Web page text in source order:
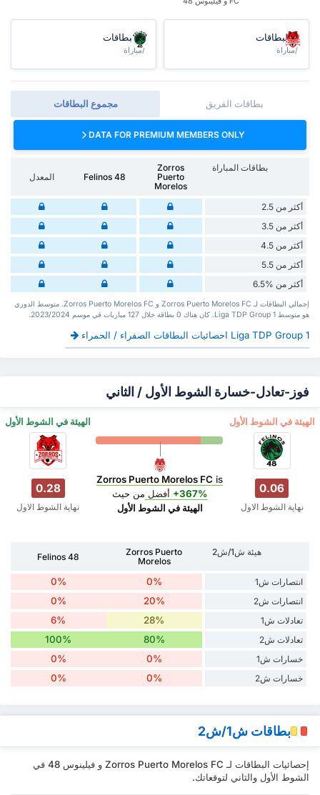
البطاقات
/مباراة
البطاقات
/مباراة
مجموع البطاقات بطاقات الفريق
DATA FOR PREMIUM MEMBERS ONLY
بطاقات المباراة
Zorros
Puerto
Morelos
Felinos 48 المعدل
أكثر من 2.5
أكثر من 3.5
أكثر من 4.5
أكثر من 5.5
أكثر من %6.5
إجمالي البطاقات لـ Zorros Puerto Morelos FC و Zorros Puerto Morelos FC. متوسط الدوري
هو متوسط Liga TDP Group 1. كان هناك 0 بطاقة ‏خلال 127 مباريات في موسم 2023/2024.
Liga TDP Group 1 احصائيات البطاقات الصفراء / الحمراء
فوز-تعادل-خسارة الشوط الأول / الثاني
‏الهيئة في الشوط الأول ‏الهيئة في الشوط الأول
0.28
نهاية الشوط الاول
Zorros Puerto Morelos FC is
+367% أفضل من حيث
‏الهيئة في الشوط الأول
0.06
نهاية الشوط الاول
هيئة ش1/ش2
Zorros Puerto
Morelos
Felinos 48
انتصارات ش1 0%
0%
انتصارات ش2 20%
0%
تعادلات ش1 28%
6%
تعادلات ش2 80%
100%
خسارات ش1 0%
0%
خسارات ش2 0%
0%
بطاقات ش1/ش2
إحصائيات البطاقات لـ Zorros Puerto Morelos FC و فيلينوس 48 في
الشوط الأول والثاني لتوقعاتك.